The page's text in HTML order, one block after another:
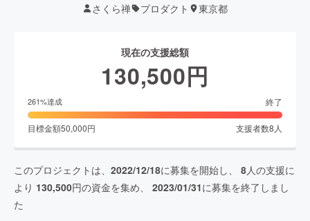
さくら禅 プロダクト 東京都
現在の支援総額
130,500円
261%達成 終了
目標金額50,000円 支援者数8 人
このプロジェクトは、 2022/12/18に募集を開始し、 8人の支援に
より 130,500円の資金を集め、 2023/01/31に募集を終了しまし
た